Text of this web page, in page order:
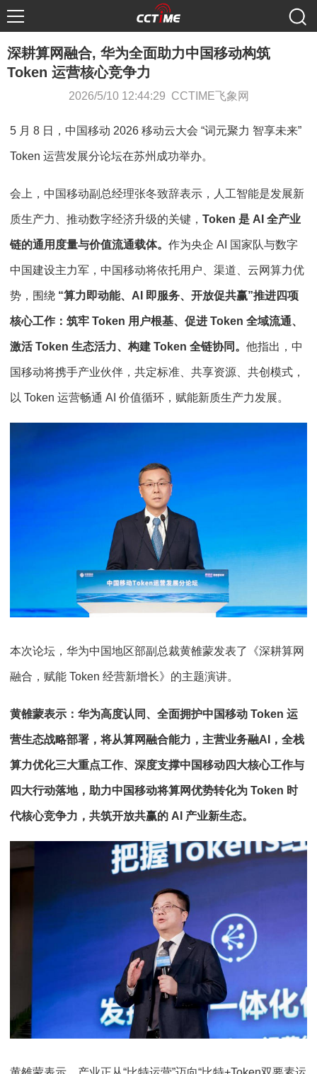
深耕算网融合, 华为全面助力中国移动构筑
Token 运营核心竞争力
2026/5/10 12:44:29 CCTIME飞象网
5 月 8 日，中国移动 2026 移动云大会 “词元聚力 智享未来”
Token 运营发展分论坛在苏州成功举办。
会上，中国移动副总经理张冬致辞表示，人工智能是发展新
质生产力、推动数字经济升级的关键， Token 是 AI 全产业
链的通用度量与价值流通载体。 作为央企 AI 国家队与数字
中国建设主力军，中国移动将依托用户、渠道、云网算力优
势，围绕 “算力即动能、AI 即服务、开放促共赢”推进四项
核心工作：筑牢 Token 用户根基、促进 Token 全域流通、
激活 Token 生态活力、构建 Token 全链协同。 他指出，中
国移动将携手产业伙伴，共定标准、共享资源、共创模式，
以 Token 运营畅通 AI 价值循环，赋能新质生产力发展。
本次论坛，华为中国地区部副总裁黄雒蒙发表了《深耕算网
融合，赋能 Token 经营新增长》的主题演讲。
黄雒蒙表示：华为高度认同、全面拥护中国移动 Token 运
营生态战略部署，将从算网融合能力，主营业务融AI，全栈
算力优化三大重点工作、深度支撑中国移动四大核心工作与
四大行动落地，助力中国移动将算网优势转化为 Token 时
代核心竞争力，共筑开放共赢的 AI 产业新生态。